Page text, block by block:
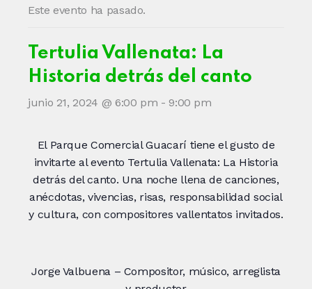
Este evento ha pasado.
Tertulia Vallenata: La
Historia detrás del canto
junio 21, 2024 @ 6:00 pm - 9:00 pm
El Parque Comercial Guacarí tiene el gusto de
invitarte al evento Tertulia Vallenata: La Historia
detrás del canto. Una noche llena de canciones,
anécdotas, vivencias, risas, responsabilidad social
y cultura, con compositores vallentatos invitados.
Jorge Valbuena – Compositor, músico, arreglista